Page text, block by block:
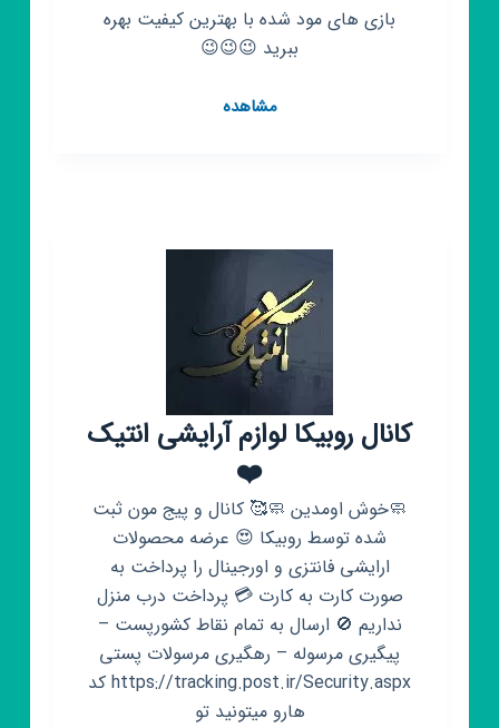
بازی های مود شده با بهترین کیفیت بهره
ببرید 😉😉😉
مشاهدهکانال
🔫
🔫
🔮
🔮
💣
🚘
🚘
🚘
🚘
👑
👑
👑
کانال روبیکا لوازم آرایشی انتیک
❤️
🧼خوش اومدین 🧼🥰 کانال و پیج مون ثبت
شده توسط روبیکا 😍 عرضه محصولات
ارایشی فانتزی و اورجینال را پرداخت به
صورت کارت به کارت 💳 پرداخت درب منزل
نداریم 🚫 ارسال به تمام نقاط کشورپست –
پیگیری مرسوله – رهگیری مرسولات پستی
https://tracking.post.ir/Security.aspx کد
هارو میتونید تو